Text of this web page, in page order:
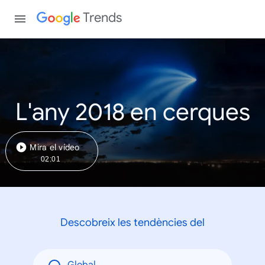
Trends
L'any 2018 en cerques
Mira el vídeo
02:01
Descobreix les tendències del